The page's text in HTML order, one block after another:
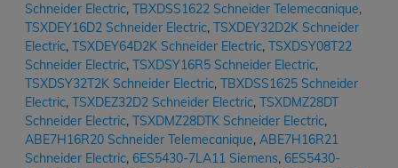
Schneider Electric, TBXDSS1622 Schneider Telemecanique,
TSXDEY16D2 Schneider Electric, TSXDEY32D2K Schneider
Electric, TSXDEY64D2K Schneider Electric, TSXDSY08T22
Schneider Electric, TSXDSY16R5 Schneider Electric,
TSXDSY32T2K Schneider Electric, TBXDSS1625 Schneider
Electric, TSXDEZ32D2 Schneider Electric, TSXDMZ28DT
Schneider Electric, TSXDMZ28DTK Schneider Electric,
ABE7H16R20 Schneider Telemecanique, ABE7H16R21
Schneider Electric, 6ES5430-7LA11 Siemens, 6ES5430-